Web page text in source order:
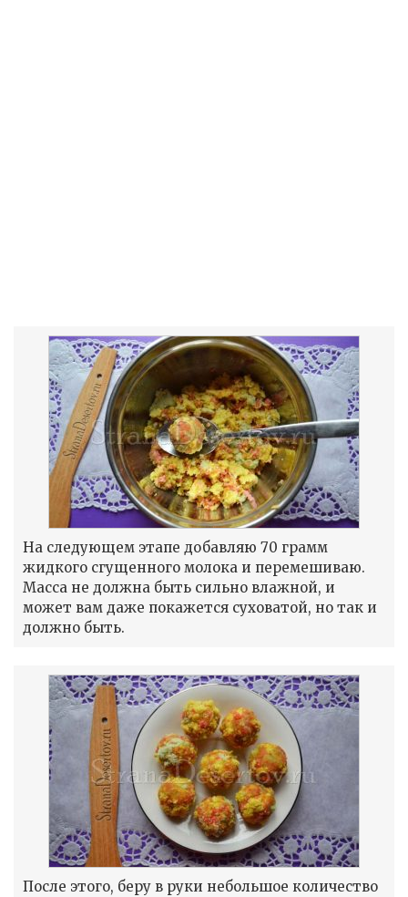
На следующем этапе добавляю 70 грамм
жидкого сгущенного молока и перемешиваю.
Масса не должна быть сильно влажной, и
может вам даже покажется суховатой, но так и
должно быть.
После этого, беру в руки небольшое количество